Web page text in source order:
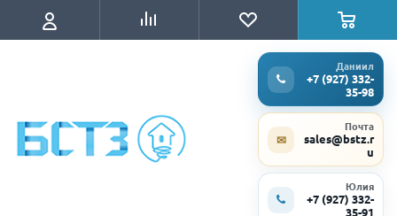
Даниил
+7 (927) 332-
35-98
✉
Почта
sales@bstz.r
u
Юлия
+7 (927) 332-
35-91